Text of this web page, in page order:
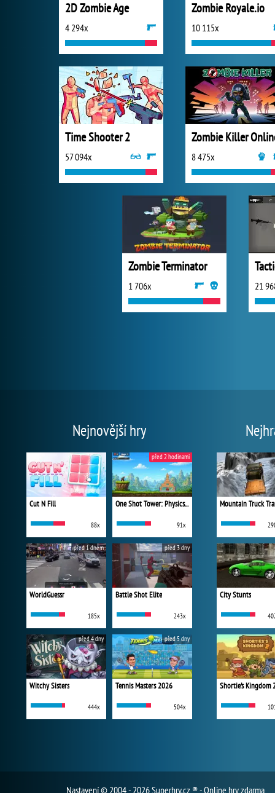
2D Zombie Age
4 294x
Zombie Royale.io
10 115x
Time Shooter 2
57 094x
Zombie Killer
8 475x
Zombie Terminator
1 706x 21
Nejnovější hry
Cut N Fill
88x
One Shot Tower: Physics Destroyer
91x
před 2 hodinami
WorldGuessr
185x
před 1 dnem
Battle Shot Elite
243x
před 3 dny
Witchy Sisters
444x
před 4 dny
Tennis Masters 2026
504x
před 5 dny
Mountain Truck
City Stunts
Shortie's Kingdom
Nastavení© 2004 - 2026 Superhry.cz ® - Online hry zdarma